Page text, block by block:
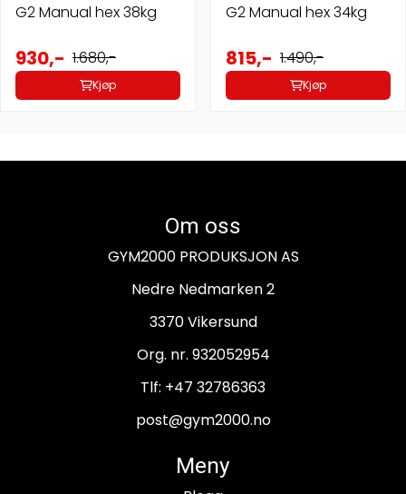
G2 Manual hex 38kg
930,- 1.680,-
Kjøp
G2 Manual hex 34kg
815,- 1.490,-
Kjøp
Om oss
GYM2000 PRODUKSJON AS
Nedre Nedmarken 2
3370 Vikersund
Org. nr. 932052954
Tlf: +47 32786363
post@gym2000.no
Meny